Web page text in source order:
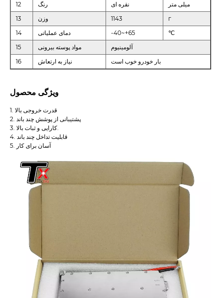
12 رنگ نقره ای
میلی متر
13
وزن 1143
г
14
دمای عملیاتی -40~+65
℃
15
مواد پوسته بیرونی
آلومینیوم
16
نیاز به ارتعاش بار خودرو خوب است
ویژگی محصول
1. قدرت خروجی بالا
2. پشتیبانی از پوشش چند باند
4. قابلیت تداخل چند باند
5. آسان برای کار